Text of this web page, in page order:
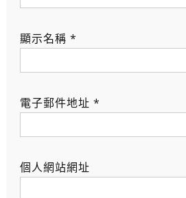
顯示名稱 *
電子郵件地址 *
個人網站網址